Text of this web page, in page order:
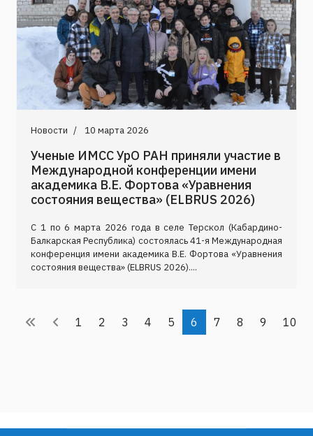
Новости 10 марта 2026
Ученые ИМСС УрО РАН приняли участие в
Международной конференции имени
академика В.Е. Фортова «Уравнения
состояния вещества» (ELBRUS 2026)
С 1 по 6 марта 2026 года в селе Терскол (Кабардино-
Балкарская Республика) состоялась 41-я Международная
конференция имени академика В.Е. Фортова «Уравнения
состояния вещества» (ELBRUS 2026)....
1 2 3 4 5 6 7 8 9 10